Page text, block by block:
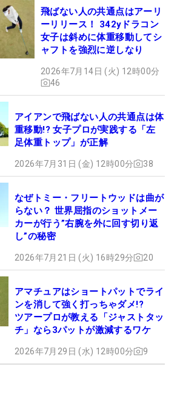
飛ばない人の共通点はアーリ
ーリリース！ 342yドラコン
女子は斜めに体重移動してシ
ャフトを強烈に逆しなり
2026年7月14日 (火) 12時00分
46
アイアンで飛ばない人の共通点は体
重移動!? 女子プロが実践する「左
足体重トップ」が正解
2026年7月31日 (金) 12時00分 38
なぜトミー・フリートウッドは曲が
らない？ 世界屈指のショットメー
カーが行う”右腕を外に回す切り返
し”の秘密
2026年7月21日 (火) 16時29分 20
アマチュアはショートパットでライ
ンを消して強く打っちゃダメ!?
ツアープロが教える「ジャストタッ
チ」なら3パットが激減するワケ
2026年7月29日 (水) 12時00分 9